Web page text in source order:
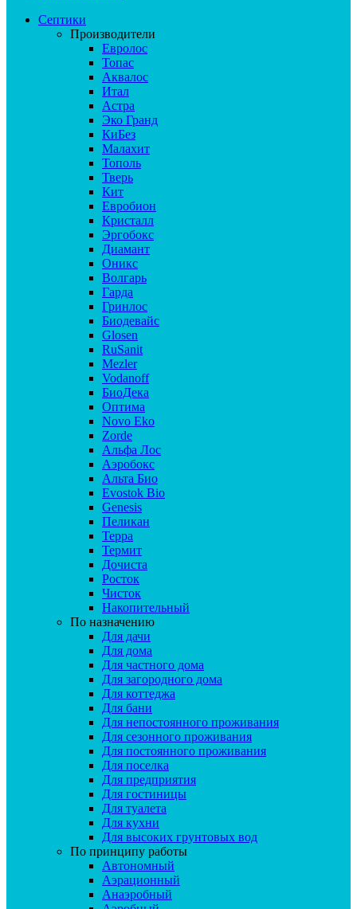
Септики
Производители
Евролос
Топас
Аквалос
Итал
Астра
Эко Гранд
КиБез
Малахит
Тополь
Тверь
Кит
Евробион
Кристалл
Эргобокс
Диамант
Оникс
Волгарь
Гарда
Гринлос
Биодевайс
Glosen
RuSanit
Mezler
Vodanoff
БиоДека
Оптима
Novo Eko
Zorde
Альфа Лос
Аэробокс
Альта Био
Evostok Bio
Genesis
Пеликан
Терра
Термит
Дочиста
Росток
Чисток
Накопительный
По назначению
Для дачи
Для дома
Для частного дома
Для загородного дома
Для коттеджа
Для бани
Для непостоянного проживания
Для сезонного проживания
Для постоянного проживания
Для поселка
Для предприятия
Для гостиницы
Для туалета
Для кухни
Для высоких грунтовых вод
По принципу работы
Автономный
Аэрационный
Анаэробный